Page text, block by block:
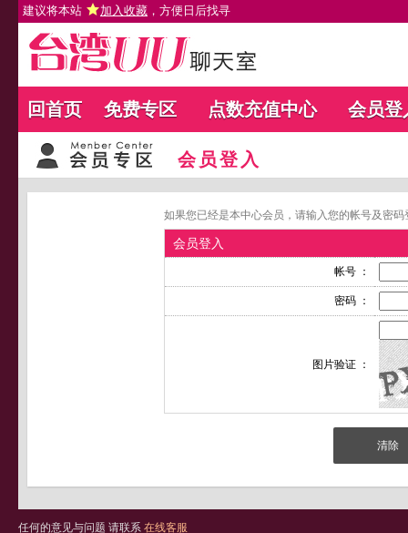
建议将本站 加入收藏 ，方便日后找寻
回首页 免费专区 点数充值中心 会员登
会员登入
如果您已经是本中心会员，请输入您的帐号及密
会员登入
帐号 ：
密码 ：
图片验证 ：
任何的意见与问题 请联系 在线客服